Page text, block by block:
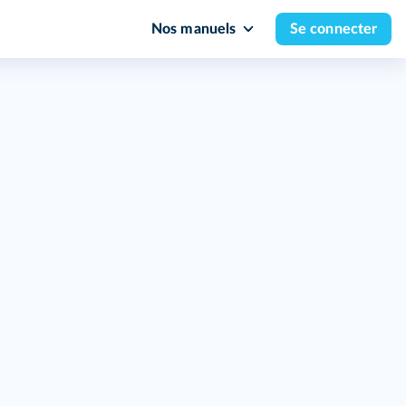
Nos manuels Se connecter